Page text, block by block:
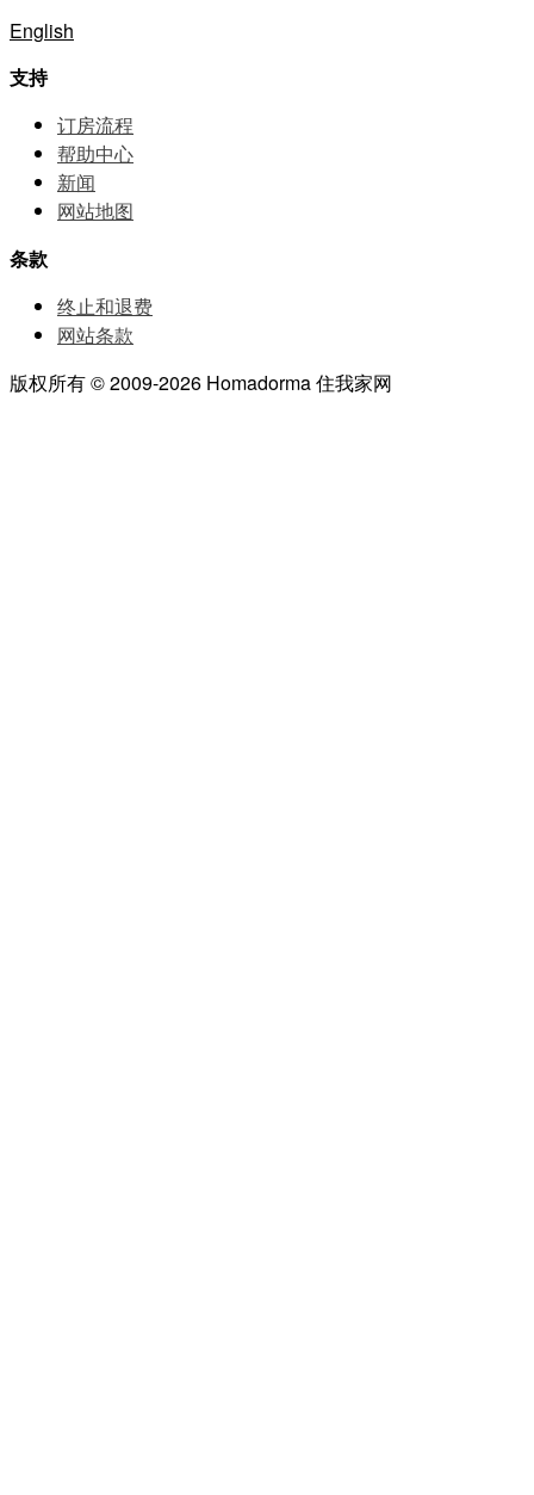
English
支持
订房流程
帮助中⼼
新闻
网站地图
条款
终止和退费
网站条款
版权所有 © 2009-2026 Homadorma 住我家网